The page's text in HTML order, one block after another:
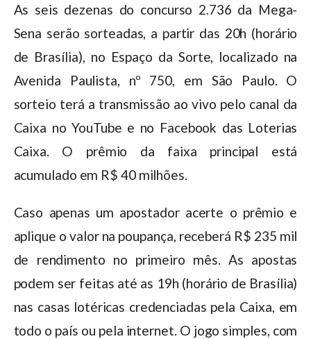
As seis dezenas do concurso 2.736 da Mega-
Sena serão sorteadas, a partir das 20h (horário
de Brasília), no Espaço da Sorte, localizado na
Avenida Paulista, nº 750, em São Paulo. O
sorteio terá a transmissão ao vivo pelo canal da
Caixa no YouTube e no Facebook das Loterias
Caixa. O prêmio da faixa principal está
acumulado em R$ 40 milhões.
Caso apenas um apostador acerte o prêmio e
aplique o valor na poupança, receberá R$ 235 mil
de rendimento no primeiro mês. As apostas
podem ser feitas até as 19h (horário de Brasília)
nas casas lotéricas credenciadas pela Caixa, em
todo o país ou pela internet. O jogo simples, com